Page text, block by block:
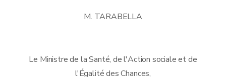
M. TARABELLA
Le Ministre de la Santé, de l'Action sociale et de
l'Égalité des Chances,